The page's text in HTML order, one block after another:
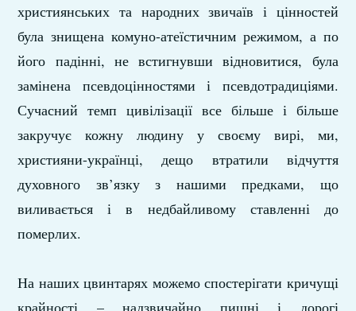
християнських та народних звичаїв і цінностей
була знищена комуно-атеїстичним режимом, а по
його падінні, не встигнувши відновитися, була
замінена псевдоцінностями і псевдотрадиціями.
Сучасний темп цивілізації все більше і більше
закручує кожну людину у своєму вирі, ми,
християни-українці, дещо втратили відчуття
духовного зв’язку з нашими предками, що
виливається і в недбайливому ставленні до
померлих.
На наших цвинтарях можемо спостерігати кричущі